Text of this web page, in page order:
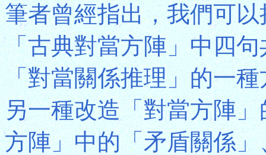
筆者曾經指出，我們可
「古典對當方陣」中四
「對當關係推理」的一
另一種改造「對當方陣
方陣」中的「矛盾關係